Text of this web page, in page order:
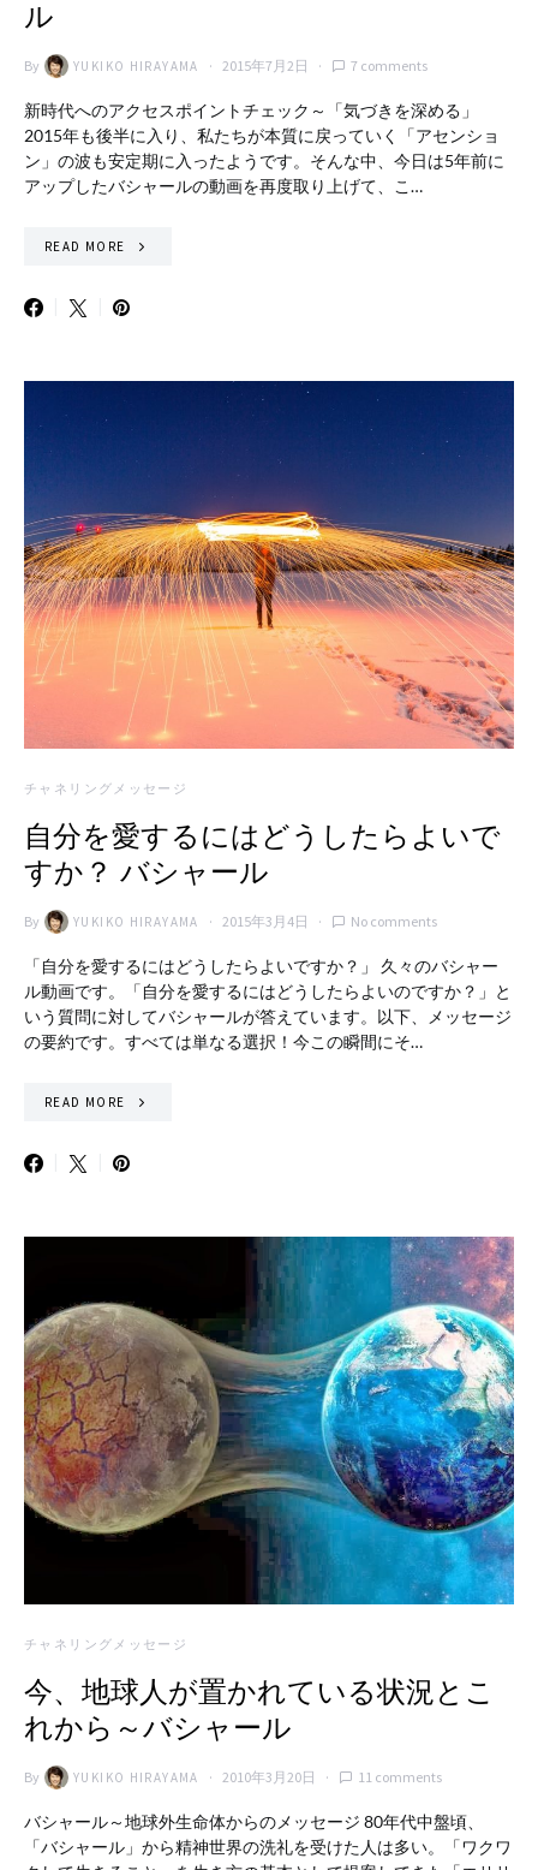
ル
By YUKIKO HIRAYAMA 2015年7月2日 7 comments
新時代へのアクセスポイントチェック～「気づきを深める」
2015年も後半に入り、私たちが本質に戻っていく「アセンショ
ン」の波も安定期に入ったようです。そんな中、今日は5年前に
アップしたバシャールの動画を再度取り上げて、こ…
READ MORE
チャネリングメッセージ
自分を愛するにはどうしたらよいで
すか？ バシャール
By YUKIKO HIRAYAMA 2015年3月4日 No comments
「自分を愛するにはどうしたらよいですか？」 久々のバシャー
ル動画です。「自分を愛するにはどうしたらよいのですか？」と
いう質問に対してバシャールが答えています。以下、メッセージ
の要約です。すべては単なる選択！今この瞬間にそ…
READ MORE
チャネリングメッセージ
今、地球人が置かれている状況とこ
れから～バシャール
By YUKIKO HIRAYAMA 2010年3月20日 11 comments
バシャール～地球外生命体からのメッセージ 80年代中盤頃、
「バシャール」から精神世界の洗礼を受けた人は多い。「ワクワ